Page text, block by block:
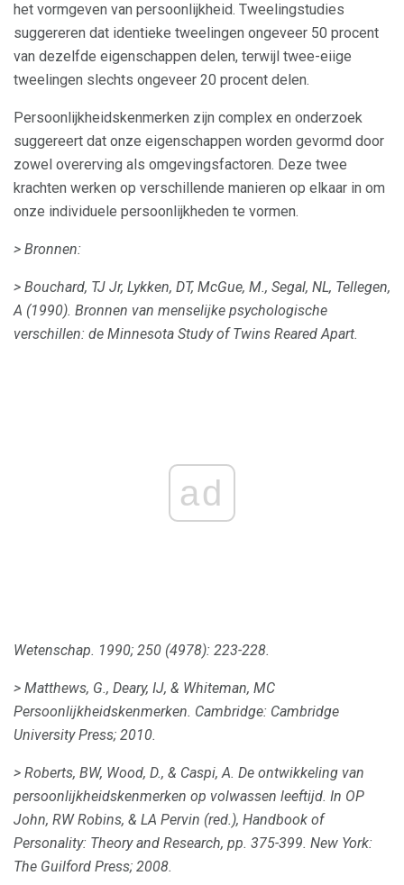
het vormgeven van persoonlijkheid. Tweelingstudies
suggereren dat identieke tweelingen ongeveer 50 procent
van dezelfde eigenschappen delen, terwijl twee-eiige
tweelingen slechts ongeveer 20 procent delen.
Persoonlijkheidskenmerken zijn complex en onderzoek
suggereert dat onze eigenschappen worden gevormd door
zowel overerving als omgevingsfactoren. Deze twee
krachten werken op verschillende manieren op elkaar in om
onze individuele persoonlijkheden te vormen.
> Bronnen:
> Bouchard, TJ Jr, Lykken, DT, McGue, M., Segal, NL, Tellegen,
A (1990). Bronnen van menselijke psychologische
verschillen: de Minnesota Study of Twins Reared Apart.
ad
Wetenschap. 1990; 250 (4978): 223-228.
> Matthews, G., Deary, IJ, & Whiteman, MC
Persoonlijkheidskenmerken. Cambridge: Cambridge
University Press; 2010.
> Roberts, BW, Wood, D., & Caspi, A. De ontwikkeling van
persoonlijkheidskenmerken op volwassen leeftijd. In OP
John, RW Robins, & LA Pervin (red.), Handbook of
Personality: Theory and Research, pp. 375-399. New York:
The Guilford Press; 2008.